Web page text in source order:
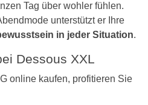
Tag über wohler fühlen.
unterstützt er Ihre
in jeder Situation.
Dessous XXL
online kaufen, profitieren Sie